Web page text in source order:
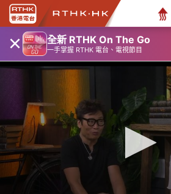
× 全新 RTHK On The Go
一手掌握 RTHK 電台、電視節目